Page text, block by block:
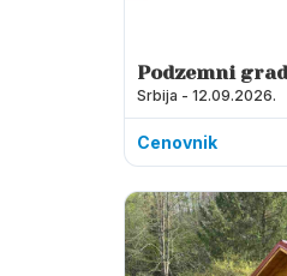
Podzemni grad
Karađorđevića
Srbija - 12.09.2026.
Cenovnik